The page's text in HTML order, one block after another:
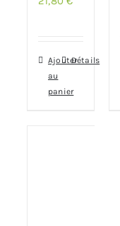
Ajouter
au
panier
Détails